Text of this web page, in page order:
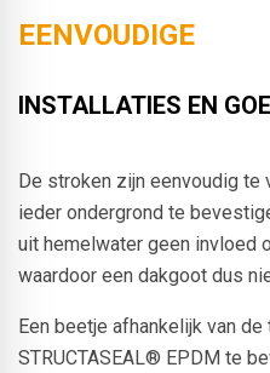
EENVOUDIGE
INSTALLATIES EN
De stroken zijn eenvoudig te
ieder ondergrond te
uit hemelwater geen invloed
waardoor een dakgoot dus
Een beetje afhankelijk van
STRUCTASEAL® EPDM te